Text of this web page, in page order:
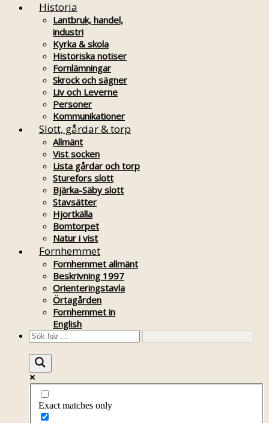
Historia
Lantbruk, handel,
industri
Kyrka & skola
Historiska notiser
Fornlämningar
Skrock och sägner
Liv och Leverne
Personer
Kommunikationer
Slott, gårdar & torp
Allmänt
Vist socken
Lista gårdar och torp
Sturefors slott
Bjärka-Säby slott
Stavsätter
Hjortkälla
Bomtorpet
Natur i vist
Fornhemmet
Fornhemmet allmänt
Beskrivning 1997
Orienteringstavla
Örtagården
Fornhemmet in
English
Exact matches only